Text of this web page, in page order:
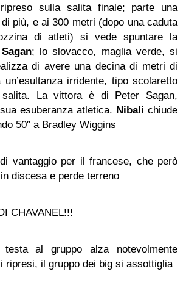
sulla salita finale; parte una
più, e ai 300 metri (dopo una caduta
di atleti) si vede spuntare la
; lo slovacco, maglia verde, si
di avere una decina di metri di
un’esultanza irridente, tipo scolaretto
La vittora è di Peter Sagan,
esuberanza atletica. Nibali chiude
50″ a Bradley Wiggins
vantaggio per il francese, che però
discesa e perde terreno
CHAVANEL!!!
al gruppo alza notevolmente
ripresi, il gruppo dei big si assottiglia